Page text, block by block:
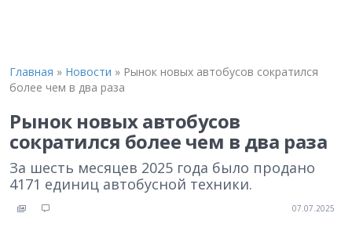
Главная » Новости » Рынок новых автобусов сократился
более чем в два раза
Рынок новых автобусов
сократился более чем в два раза
За шесть месяцев 2025 года было продано
4171 единиц автобусной техники.
07.07.2025